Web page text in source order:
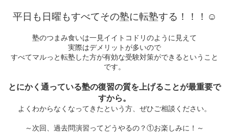
平日も日曜もすべてその塾に転塾する！！ ！ ☺
塾のつまみ食いは一見イイトコドリのように見えて
実際はデメリットが多いので
すべてマルっと転塾した方が有効な受験対策ができるということ
です。
とにかく通っている塾の復習の質を上げることが最重要で
すから。
よくわからなくなってきたという方、ぜひご相談ください。
～次回、過去問演習ってどうやるの？①お楽しみに！～